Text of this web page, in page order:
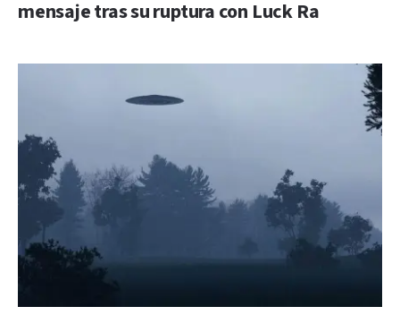
mensaje tras su ruptura con Luck Ra